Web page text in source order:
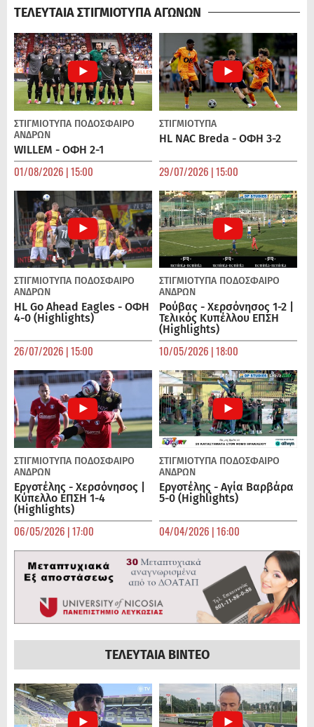
ΤΕΛΕΥΤΑΙΑ ΣΤΙΓΜΙΟΤΥΠΑ ΑΓΩΝΩΝ
ΣΤΙΓΜΙΟΤΥΠΑ ΠΟΔΌΣΦΑΙΡΟ
ΑΝΔΡΏΝ
WILLEM - ΟΦΗ 2-1
01/08/2026 | 15:00
ΣΤΙΓΜΙΟΤΥΠΑ
HL NAC Breda - ΟΦΗ 3-2
29/07/2026 | 15:00
ΣΤΙΓΜΙΟΤΥΠΑ ΠΟΔΌΣΦΑΙΡΟ
ΑΝΔΡΏΝ
HL Go Ahead Eagles - ΟΦΗ
4-0 (Highlights)
26/07/2026 | 15:00
ΣΤΙΓΜΙΟΤΥΠΑ ΠΟΔΌΣΦΑΙΡΟ
ΑΝΔΡΏΝ
Ρούβας - Χερσόνησος 1-2 |
Τελικός Κυπέλλου ΕΠΣΗ
(Highlights)
10/05/2026 | 18:00
ΣΤΙΓΜΙΟΤΥΠΑ ΠΟΔΌΣΦΑΙΡΟ
ΑΝΔΡΏΝ
Εργοτέλης - Χερσόνησος |
Κύπελλο ΕΠΣΗ 1-4
(Highlights)
06/05/2026 | 17:00
ΣΤΙΓΜΙΟΤΥΠΑ ΠΟΔΌΣΦΑΙΡΟ
ΑΝΔΡΏΝ
Εργοτέλης - Αγία Βαρβάρα
5-0 (Highlights)
04/04/2026 | 16:00
ΤΕΛΕΥΤΑΙΑ ΒΙΝΤΕΟ